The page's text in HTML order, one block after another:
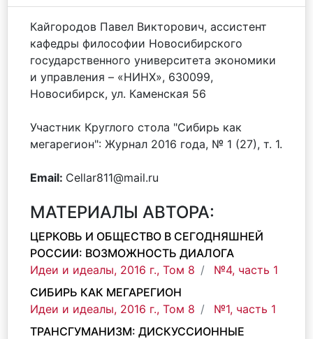
Кайгородов Павел Викторович, ассистент
кафедры философии Новосибирского
государственного университета экономики
и управления – «НИНХ», 630099,
Новосибирск, ул. Каменская 56
Участник Круглого стола "Сибирь как
мегарегион": Журнал 2016 года, № 1 (27), т. 1.
Email: Cellar811@mail.ru
МАТЕРИАЛЫ АВТОРА:
ЦЕРКОВЬ И ОБЩЕСТВО В СЕГОДНЯШНЕЙ
РОССИИ: ВОЗМОЖНОСТЬ ДИАЛОГА
Идеи и идеалы, 2016 г., Том 8
№4, часть 1
СИБИРЬ КАК МЕГАРЕГИОН
Идеи и идеалы, 2016 г., Том 8
№1, часть 1
ТРАНСГУМАНИЗМ: ДИСКУССИОННЫЕ